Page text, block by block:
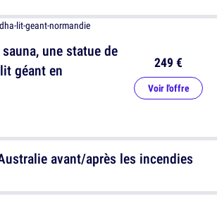
une statue de
géant en
249 €
Voir l'offre
avant/après les incendies